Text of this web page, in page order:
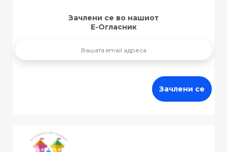
Зачлени се во нашиот
Е-Огласник